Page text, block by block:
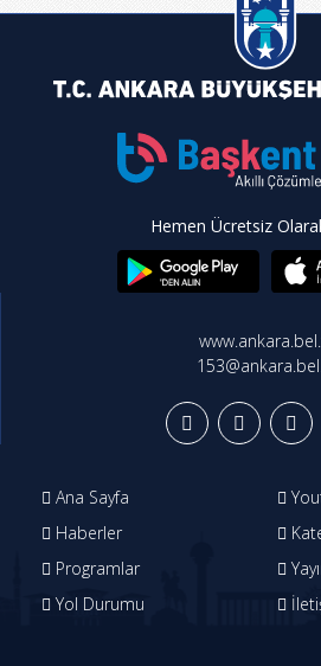
Hemen Ücretsiz
Ana Sayfa
Haberler
Programlar
Yol Durumu